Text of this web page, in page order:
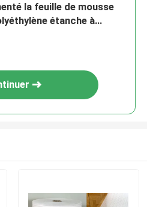
la feuille de mousse
étanche à